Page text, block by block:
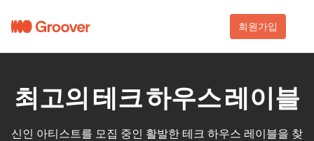
회원가입
최고의 테크 하우스 레이블
신인 아티스트를 모집 중인 활발한 테크 하우스 레이블을 찾